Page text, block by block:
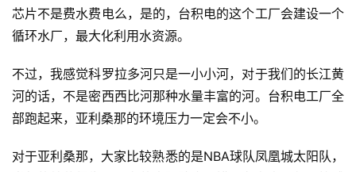
芯片不是费水费电么，是的，台积电的这个工厂会建设一个
循环水厂，最大化利用水资源。
不过，我感觉科罗拉多河只是一小小河，对于我们的长江黄
河的话，不是密西西比河那种水量丰富的河。台积电工厂全
部跑起来，亚利桑那的环境压力一定会不小。
对于亚利桑那，大家比较熟悉的是NBA球队凤凰城太阳队，